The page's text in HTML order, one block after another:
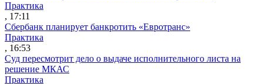
Практика
, 17:11
Сбербанк планирует банкротить «Евротранс»
Практика
, 16:53
Суд пересмотрит дело о выдаче исполнительного листа на
решение МКАС
Практика